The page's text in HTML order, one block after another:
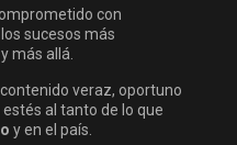
con
sucesos más
más allá.
veraz, oportuno
al tanto de lo que
y en el país.